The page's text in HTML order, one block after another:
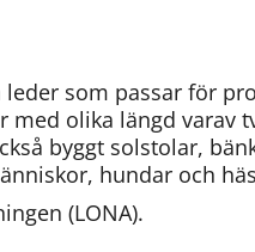
som passar för
med olika längd varav
byggt solstolar,
hundar och
(LONA).